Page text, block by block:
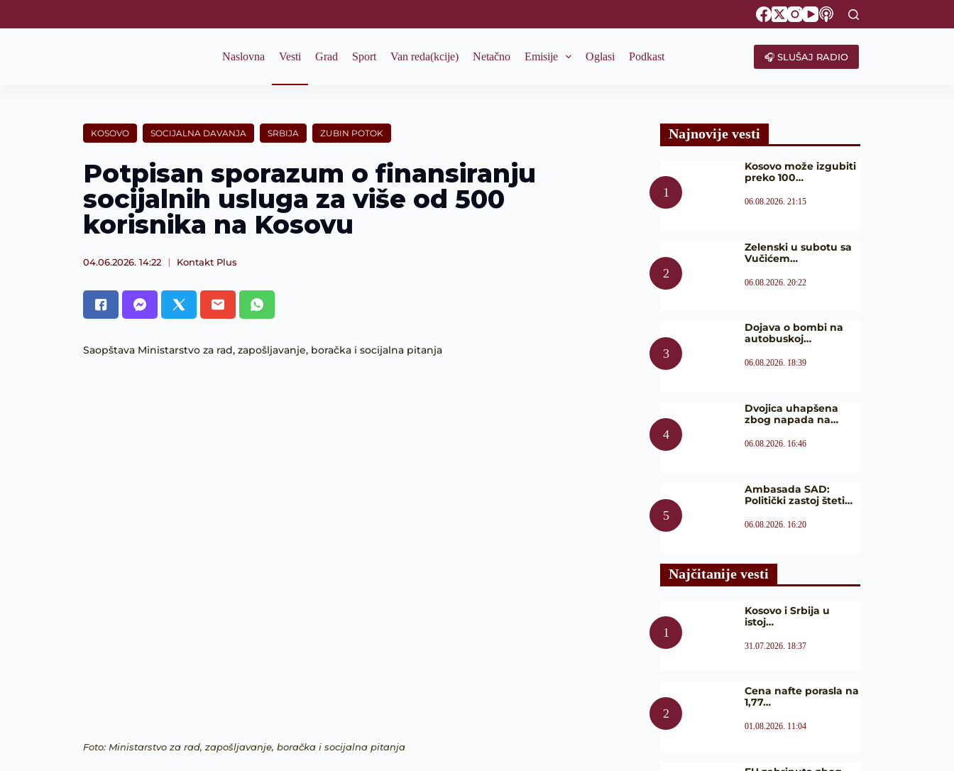
k
Naslovna Vesti Grad Sport Van reda(kcije) Netačno Emisije Oglasi Podkast 🎧 SLUŠAJ RADIO
KOSOVO SOCIJALNA DAVANJA SRBIJA ZUBIN POTOK
Potpisan sporazum o finansiranju
socijalnih usluga za više od 500
korisnika na Kosovu
04.06.2026. 14:22 Kontakt Plus
Saopštava Ministarstvo za rad, zapošljavanje, boračka i socijalna pitanja
Foto: Ministarstvo za rad, zapošljavanje, boračka i socijalna pitanja
Najnovije vesti
Kosovo može izgubiti
preko 100…
06.08.2026. 21:15
Zelenski u subotu sa
Vučićem…
06.08.2026. 20:22
Dojava o bombi na
autobuskoj…
06.08.2026. 18:39
Dvojica uhapšena
zbog napada na…
06.08.2026. 16:46
Ambasada SAD:
Politički zastoj šteti…
06.08.2026. 16:20
Najčitanije vesti
Kosovo i Srbija u
istoj…
31.07.2026. 18:37
Cena nafte porasla na
1,77…
01.08.2026. 11:04